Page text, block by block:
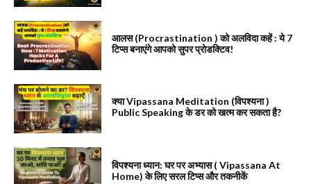
आलस (Procrastination ) को अलविदा कहें : ये 7
टिप्स बनाएंगे आपको सुपर प्रोडक्टिव!
क्या Vipassana Meditation (विपश्यना )
Public Speaking के डर को खत्म कर सकता है?
विपश्यना ध्यान: घर पर अभ्यास ( Vipassana At
Home) के लिए सरल टिप्स और तकनीकें